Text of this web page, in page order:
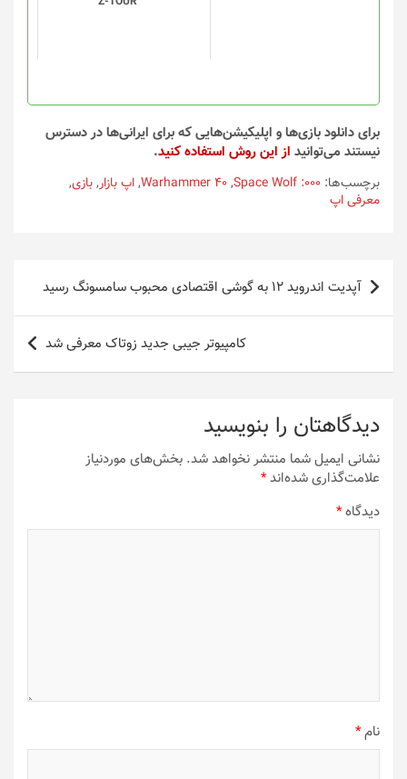
برای دانلود بازی‌ها و اپلیکیشن‌هایی که برای ایرانی‌ها در دسترس
نیستند می‌توانید از این روش استفاده کنید.
برچسب‌ها: 000: Space Wolf
,
Warhammer 40
,اپ بازار,بازی,
معرفی اپ
راهبری
نوشته
آپدیت اندروید 12 به گوشی اقتصادی محبوب سامسونگ رسید
کامپیوتر جیبی جدید زوتاک معرفی شد
دیدگاهتان را بنویسید
نشانی ایمیل شما منتشر نخواهد شد. بخش‌های موردنیاز
علامت‌گذاری شده‌اند*
دیدگاه*
نام*